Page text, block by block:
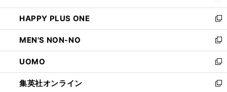
開
く
ウ
で
開
く
ン
ド
ウ
で
開
く
ウ
ィ
ン
ド
ウ
で
開
く
し
い
ウ
ィ
ン
ド
ウ
で
HAPPY PLUS ONE
新
し
い
ウ
ィ
ン
ド
MEN'S NON-NO
新
し
い
ウ
ィ
UOMO
新
し
い
集英社オンライン
新